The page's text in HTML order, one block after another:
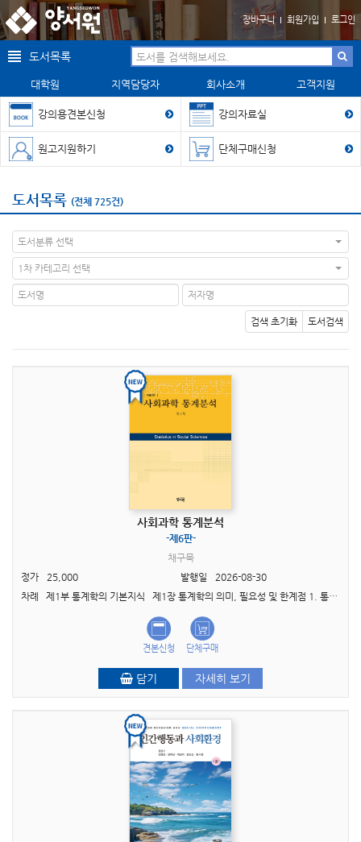
장바구니 회원가입 로그인
도서목록
대학원 지역담당자 회사소개 고객지원
강의용견본신청 강의자료실
원고지원하기 단체구매신청
도서목록 (전체 725건)
도서분류 선택
1차 카테고리 선택
검색 초기화 도서검색
사회과학 통계분석
-제6판-
채구묵
정가
25,000 발행일
2026-08-30
차례 제1부 통계학의 기본지식 제1장 통계학의 의미, 필요성 및 한계점 1. 통계학의 의미 2. 사회과학에서의 통계학의 필요성 3. 통계학의 한계점 제2장 통계학..
견본신청 단체구매
담기 자세히 보기